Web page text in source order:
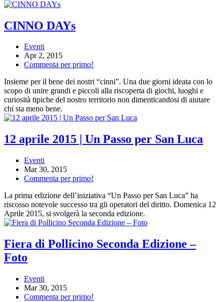
CINNO DAYs
Eventi
Apr 2, 2015
Commenta per primo!
Insieme per il bene dei nostri “cinni”. Una due giorni ideata con lo
scopo di unire grandi e piccoli alla riscoperta di giochi, luoghi e
curiosità tipiche del nostro territorio non dimenticandosi di aiutare
chi sta meno bene.
12 aprile 2015 | Un Passo per San Luca
Eventi
Mar 30, 2015
Commenta per primo!
La prima edizione dell’iniziativa “Un Passo per San Luca” ha
riscosso notevole successo tra gli operatori del diritto. Domenica 12
Aprile 2015, si svolgerà la seconda edizione.
Fiera di Pollicino Seconda Edizione –
Foto
Eventi
Mar 30, 2015
Commenta per primo!